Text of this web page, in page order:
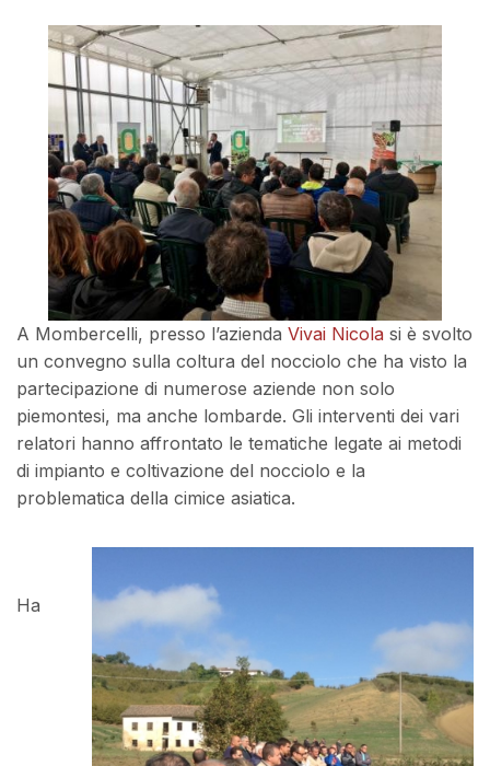
A Mombercelli, presso l’azienda Vivai Nicola si è svolto
un convegno sulla coltura del nocciolo che ha visto la
partecipazione di numerose aziende non solo
piemontesi, ma anche lombarde. Gli interventi dei vari
relatori hanno affrontato le tematiche legate ai metodi
di impianto e coltivazione del nocciolo e la
problematica della cimice asiatica.
Ha